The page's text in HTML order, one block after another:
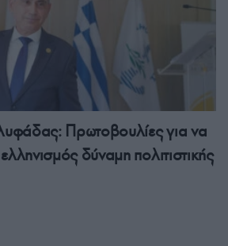
Πρωτοβουλίες για να
δύναμη πολιτιστικής